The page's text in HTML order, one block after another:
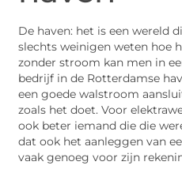
De haven: het is een wereld
slechts weinigen weten hoe
zonder stroom kan men in
bedrijf in de Rotterdamse
een goede walstroom
zoals het doet. Voor
ook beter iemand die die
dat ook het aanleggen van
vaak genoeg voor zijn